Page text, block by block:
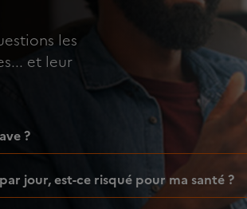
les
et leur
?
jour, est-ce risqué pour ma santé ?